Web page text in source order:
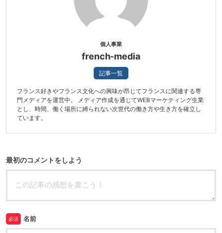
個人事業
french-media
記事一覧
フランス好きやフランス文化への興味が昂じてフランスに関連する専
門メディアを運営中。 メディア作成を通じてWEBマーケティング生業
とし、時間、働く場所に縛られない次世代の働き方や生き方を確立し
ています。
最初のコメントをしよう
必須 名前